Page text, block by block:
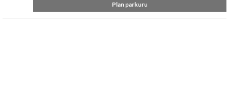
Plan parkuru